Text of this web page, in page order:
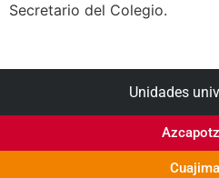
Secretario del Colegio.
Unidades